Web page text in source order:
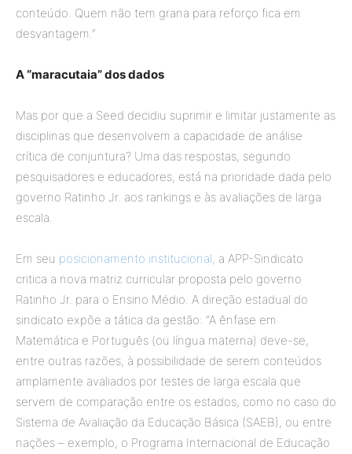
conteúdo. Quem não tem grana para reforço fica em
desvantagem.”
A “maracutaia” dos dados
Mas por que a Seed decidiu suprimir e limitar justamente as
disciplinas que desenvolvem a capacidade de análise
crítica de conjuntura? Uma das respostas, segundo
pesquisadores e educadores, está na prioridade dada pelo
governo Ratinho Jr. aos rankings e às avaliações de larga
escala.
Em seu posicionamento institucional, a APP-Sindicato
critica a nova matriz curricular proposta pelo governo
Ratinho Jr. para o Ensino Médio. A direção estadual do
sindicato expõe a tática da gestão: “A ênfase em
Matemática e Português (ou língua materna) deve-se,
entre outras razões, à possibilidade de serem conteúdos
amplamente avaliados por testes de larga escala que
servem de comparação entre os estados, como no caso do
Sistema de Avaliação da Educação Básica (SAEB), ou entre
nações – exemplo, o Programa Internacional de Educação